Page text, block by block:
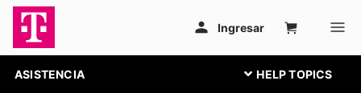
ASISTENCIA